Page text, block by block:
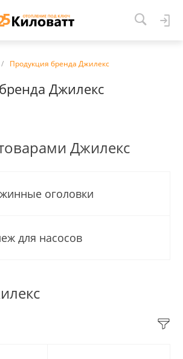
/ Продукция бренда Джилекс
Джилекс
Джилекс
оголовки
для насосов